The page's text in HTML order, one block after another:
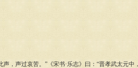
，声过哀苦。”《宋书·乐志》曰：“晋孝武太元中